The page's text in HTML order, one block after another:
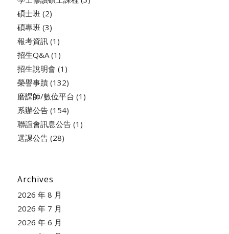
碩士班(2)
碩專班(3)
報考資訊(1)
招生Q&A(1)
招生說明會 (1)
榮譽事蹟(132)
磨課師/數位平台 (1)
系辦公告(154)
聯誼會訊息公告(1)
選課公告(28)
Archives
2026 年 8 月
2026 年 7 月
2026 年 6 月